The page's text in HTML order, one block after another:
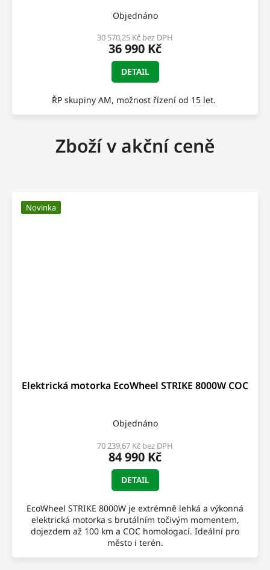
Objednáno
30 570,25 Kč bez DPH
36 990 Kč
DETAIL
ŘP skupiny AM, možnost řízení od 15 let.
Zboží v akční ceně
Novinka
Elektrická motorka EcoWheel STRIKE 8000W COC
Objednáno
70 239,67 Kč bez DPH
84 990 Kč
DETAIL
EcoWheel STRIKE 8000W je extrémně lehká a výkonná
elektrická motorka s brutálním točivým momentem,
dojezdem až 100 km a COC homologací. Ideální pro
město i terén.